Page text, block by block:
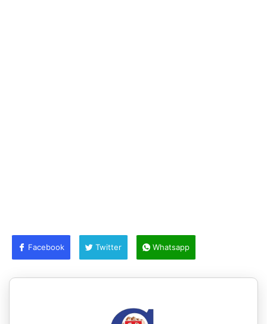
Facebook Twitter Whatsapp